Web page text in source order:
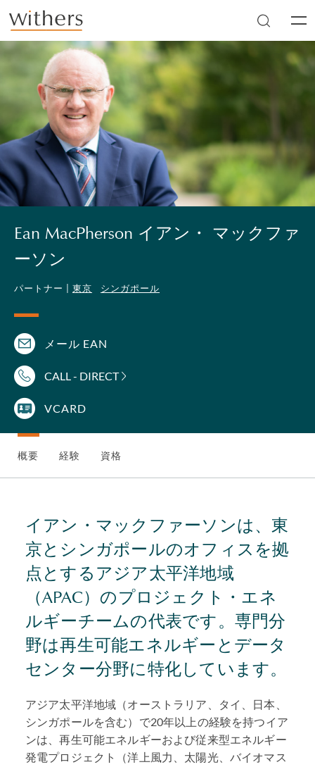
Skip to main content
Ean MacPherson イアン・ マックファ
ーソン
パートナー | 東京 シンガポール
メール EAN
CALL - DIRECT
VCARD
概要 経験 資格
イアン・マックファーソンは、東
京とシンガポールのオフィスを拠
点とするアジア太平洋地域
（APAC）のプロジェクト・エネ
ルギーチームの代表です。専門分
野は再生可能エネルギーとデータ
センター分野に特化しています。
アジア太平洋地域（オーストラリア、タイ、日本、
シンガポールを含む）で20年以上の経験を持つイア
ンは、再生可能エネルギーおよび従来型エネルギー
発電プロジェクト（洋上風力、太陽光、バイオマス